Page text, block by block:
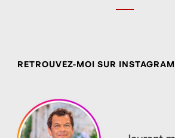
RETROUVEZ-MOI SUR INSTAGRAM